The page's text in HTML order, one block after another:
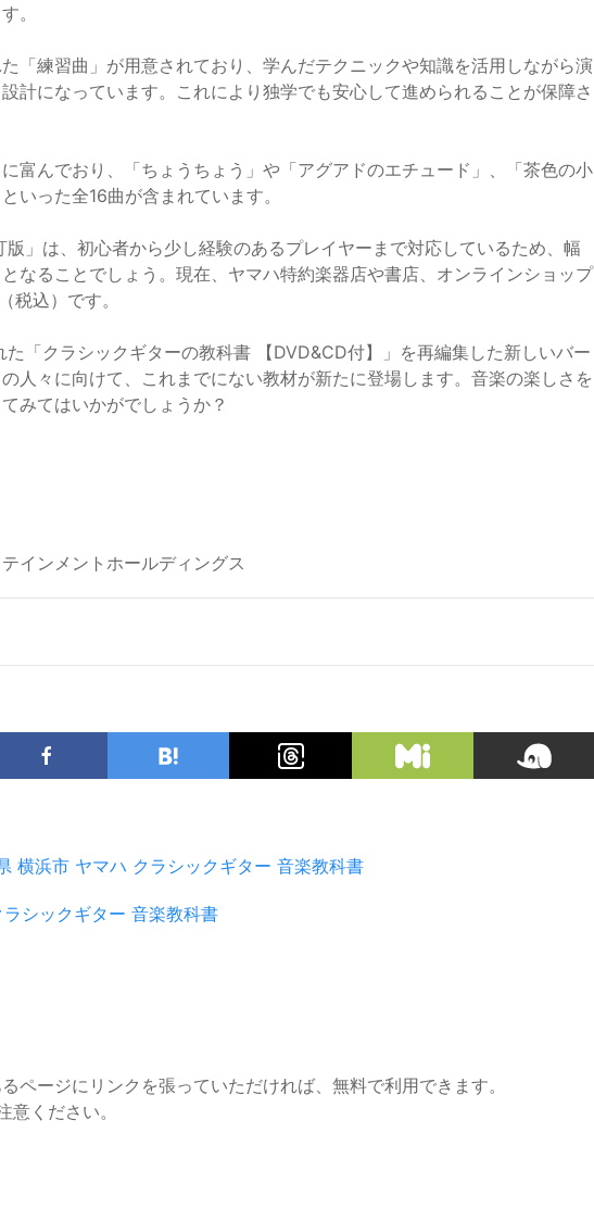
。
「練習曲」が用意されており、学んだテクニックや知識を活用しながら演
計になっています。これにより独学でも安心して進められることが保障さ
富んでおり、「ちょうちょう」や「アグアドのエチュード」、「茶色の小
いった全16曲が含まれています。
版」は、初心者から少し経験のあるプレイヤーまで対応しているため、幅
なることでしょう。現在、ヤマハ特約楽器店や書店、オンラインショップ
税込）です。
「クラシックギターの教科書 【DVD&CD付】」を再編集した新しいバー
人々に向けて、これまでにない教材が新たに登場します。音楽の楽しさを
みてはいかがでしょうか？
インメントホールディングス
横浜市 ヤマハ クラシックギター 音楽教科書
ラシックギター 音楽教科書
ページにリンクを張っていただければ、無料で利用できます。
ください。